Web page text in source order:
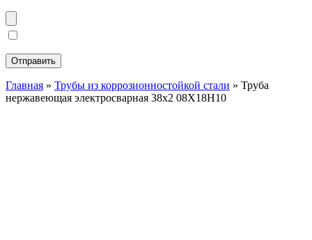
Главная » Трубы из коррозионностойкой стали » Труба
нержавеющая электросварная 38х2 08Х18Н10